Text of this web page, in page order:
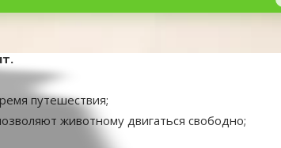
путешествия;
животному двигаться свободно;